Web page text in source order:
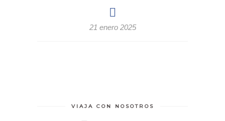
21 enero 2025
VIAJA CON NOSOTROS